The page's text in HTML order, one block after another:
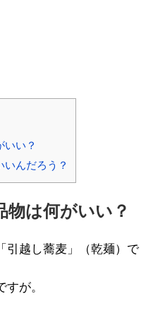
いい？
いんだろう？
物は何がいい？
引越し蕎麦」（乾麺）で
が。